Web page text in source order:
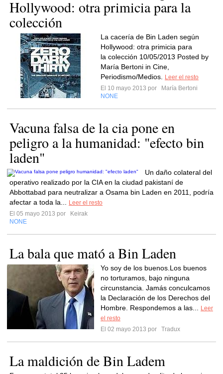
Hollywood: otra primicia para la
colección
La cacería de Bin Laden según
Hollywood: otra primicia para
la colección 10/05/2013 Posted by
María Bertoni in Cine,
Periodismo/Medios.
Leer el resto
El 10 mayo 2013 por
María Bertoni
NONE
Vacuna falsa de la cia pone en
peligro a la humanidad: "efecto bin
laden"
Un daño colateral del
operativo realizado por la CIA en la ciudad pakistaní de
Abbottabad para neutralizar a Osama bin Laden en 2011, podría
afectar a toda la...
Leer el resto
El 05 mayo 2013 por
Keirak
NONE
La bala que mató a Bin Laden
Yo soy de los buenos.Los buenos
no torturamos, bajo ninguna
circunstancia. Jamás conculcamos
la Declaración de los Derechos del
Hombre. Respondemos a las...
Leer
el resto
El 02 mayo 2013 por
Tradux
La maldición de Bin Ladem